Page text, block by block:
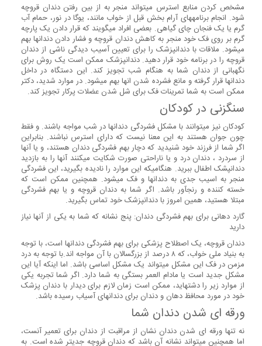
مشخص کردن منابع استرس می­تواند منجر به از بین رفتن دندان قروچه
شود. انجام برنامه­های آرام بخش قبل از خواب مانند، یوگا در نور، حمام آب
گرم یا یک فنجان چای گیاهی. بعضی افراد می­گویند که قرار دادن یک پارچه
گرم بر روی فک خود منجر به کاهش دندان قروچه و فشار دادن دندانها بهم
می­شود. ملاقات با دندانپزشک را برای تعیین آسیب دیدگی ناشی از دندان
قروچه را در برنامه خود قرار دهید. دندانپزشک ممکن است یک روش برای
نگهبانی از دندان شما به هنگام شب تجویز کند. این دستگاه در داخل
دندانها قرار گرفته و مانع فشرده شدن انها بهم می­شود. در موارد شدید، دکتر
ممکن است به شما تمرینات فک برای شل شدن عضلات پرکار تجویز کند.
سنگ­زنی در کودکان
کودکان نیز می­توانند با مشکل فشردگی دندانها در شب مواجه باشند. و فقط
چون جوان هستند به این معنا نیست که دارای استرس نباشند. بنابراین
اگر شما از فرزند خود شنیدید که دچار بهم فشردگی دندان هستند، و یا آنها
از سردرد ، دندان درد و یا ناراحتی صورت شکایت می­کنند آنها را به بازدید
دندانپشک اطفال ببرید. هنگامی­که این موارد را نادیده بگیرید، این فشردگی
منجر به اسیب جدی به دندانها و فک می­شود. همچنین ممکن است که
خسته کننده و رنج­آور باشد. اگر شما به دندان قروچه و یا بهم فشردگی
مبتلا هستید، همین امروز با دندان­پزشک خود تماس بگیرید.
گارد دهانی برای بهم فشردگی دندان: پنج نشانه که شما به یکی از آنها نیاز
دارید
دندان قروچه، یک اصطلاح پزشکی برای بهم فشردگی دندانها است، با توجه
به بنیاد ملی خواب، که ۸ درصد از بزرگسالان با آن مواجه اند.با توجه به درد
مزمن در فک این مشکل می­تواند یک مشکل اساسی باشد. اما اینکه آیا این
مشکل جدید است یا مادام العمر بستگی به شما دارد. اگر شما تجربه یکی
از موارد زیر را دشته­اید، ممکن است زمان لازم برای دیدار با دندان پزشک
خود در مورد محافظ دهان و دندان برای دندانهای آسیاب رسیده باشد.
ورقه­ ای شدن دندان شما
نه تنها ورقه ­ای شدن دندان نشان از مراقبت از دندان برای تعمیر آنست،
اما همچنین می­تواند نشانه آن باشد که دندان قروچه جدی­تر شده است. به